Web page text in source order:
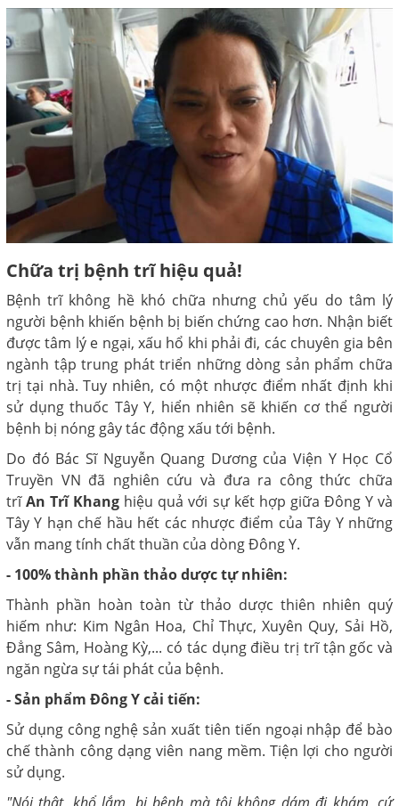
Chữa trị bệnh trĩ hiệu quả!
Bệnh trĩ không hề khó chữa nhưng chủ yếu do tâm lý
người bệnh khiến bệnh bị biến chứng cao hơn. Nhận biết
được tâm lý e ngại, xấu hổ khi phải đi, các chuyên gia bên
ngành tập trung phát triển những dòng sản phẩm chữa
trị tại nhà. Tuy nhiên, có một nhược điểm nhất định khi
sử dụng thuốc Tây Y, hiển nhiên sẽ khiến cơ thể người
bệnh bị nóng gây tác động xấu tới bệnh.
Do đó Bác Sĩ Nguyễn Quang Dương của Viện Y Học Cổ
Truyền VN đã nghiên cứu và đưa ra công thức chữa
trĩAn Trĩ Khang hiệu quả với sự kết hợp giữa Đông Y và
Tây Y hạn chế hầu hết các nhược điểm của Tây Y những
vẫn mang tính chất thuần của dòng Đông Y.
- 100% thành phần thảo dược tự nhiên:
Thành phần hoàn toàn từ thảo dược thiên nhiên quý
hiếm như: Kim Ngân Hoa, Chỉ Thực, Xuyên Quy, Sải Hồ,
Đẳng Sâm, Hoàng Kỳ,... có tác dụng điều trị trĩ tận gốc và
ngăn ngừa sự tái phát của bệnh.
- Sản phẩm Đông Y cải tiến:
Sử dụng công nghệ sản xuất tiên tiến ngoại nhập để bào
chế thành công dạng viên nang mềm. Tiện lợi cho người
sử dụng.